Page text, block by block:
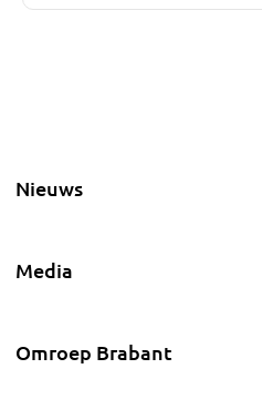
Nieuws
Media
Omroep Brabant